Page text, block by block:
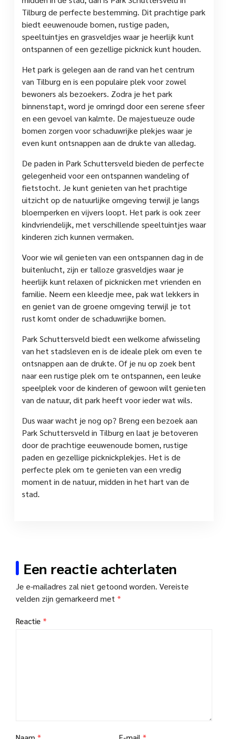
Tilburg de perfecte bestemming. Dit prachtige park
biedt eeuwenoude bomen, rustige paden,
speeltuintjes en grasveldjes waar je heerlijk kunt
ontspannen of een gezellige picknick kunt houden.
Het park is gelegen aan de rand van het centrum
van Tilburg en is een populaire plek voor zowel
bewoners als bezoekers. Zodra je het park
binnenstapt, word je omringd door een serene sfeer
en een gevoel van kalmte. De majestueuze oude
bomen zorgen voor schaduwrijke plekjes waar je
even kunt ontsnappen aan de drukte van alledag.
De paden in Park Schuttersveld bieden de perfecte
gelegenheid voor een ontspannen wandeling of
fietstocht. Je kunt genieten van het prachtige
uitzicht op de natuurlijke omgeving terwijl je langs
bloemperken en vijvers loopt. Het park is ook zeer
kindvriendelijk, met verschillende speeltuintjes waar
kinderen zich kunnen vermaken.
Voor wie wil genieten van een ontspannen dag in de
buitenlucht, zijn er talloze grasveldjes waar je
heerlijk kunt relaxen of picknicken met vrienden en
familie. Neem een kleedje mee, pak wat lekkers in
en geniet van de groene omgeving terwijl je tot
rust komt onder de schaduwrijke bomen.
Park Schuttersveld biedt een welkome afwisseling
van het stadsleven en is de ideale plek om even te
ontsnappen aan de drukte. Of je nu op zoek bent
naar een rustige plek om te ontspannen, een leuke
speelplek voor de kinderen of gewoon wilt genieten
van de natuur, dit park heeft voor ieder wat wils.
Dus waar wacht je nog op? Breng een bezoek aan
Park Schuttersveld in Tilburg en laat je betoveren
door de prachtige eeuwenoude bomen, rustige
paden en gezellige picknickplekjes. Het is de
perfecte plek om te genieten van een vredig
moment in de natuur, midden in het hart van de
stad.
Een reactie achterlaten
Je e-mailadres zal niet getoond worden. Vereiste
velden zijn gemarkeerd met *
Reactie *
Naam * E-mail *